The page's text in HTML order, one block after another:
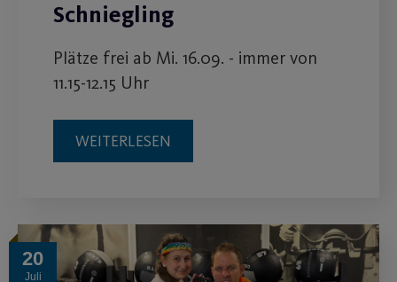
Schniegling
Plätze frei ab Mi. 16.09. - immer von
11.15-12.15 Uhr
WEITERLESEN
20
Juli